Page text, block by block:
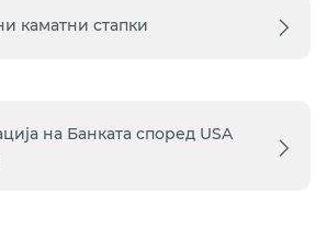
каматни стапки
на Банката според USA